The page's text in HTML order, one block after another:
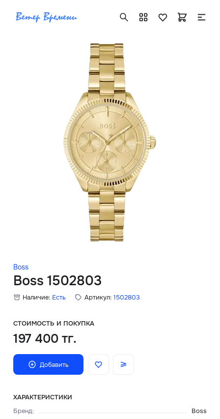
Boss
Boss 1502803
Наличие: Есть Артикул: 1502803
СТОИМОСТЬ И ПОКУПКА
197 400 тг.
Добавить
ХАРАКТЕРИСТИКИ
Бренд:
Boss
+7 ( 705 ) 181-42-50
info@vetervremeni.kz
Авторизация
Каталог
Мужские часы
Женские часы
Скидки
Главная
О нас